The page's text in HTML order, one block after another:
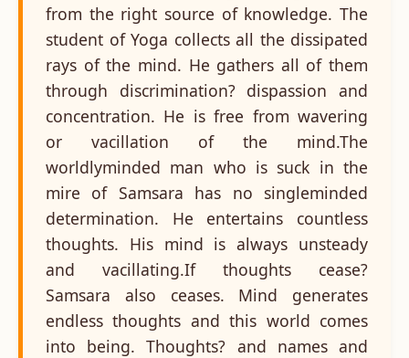
from the right source of knowledge. The
student of Yoga collects all the dissipated
rays of the mind. He gathers all of them
through discrimination? dispassion and
concentration. He is free from wavering
or vacillation of the mind.The
worldlyminded man who is suck in the
mire of Samsara has no singleminded
determination. He entertains countless
thoughts. His mind is always unsteady
and vacillating.If thoughts cease?
Samsara also ceases. Mind generates
endless thoughts and this world comes
into being. Thoughts? and names and